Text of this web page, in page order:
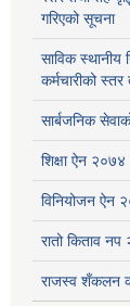
गरिएको सूचना
साविक स्थानीय
कर्मचारीको
सार्बजनिक
शिक्षा ऐन २०७४
विनियोजन ऐन
रातो किताव
राजस्व शँकलन